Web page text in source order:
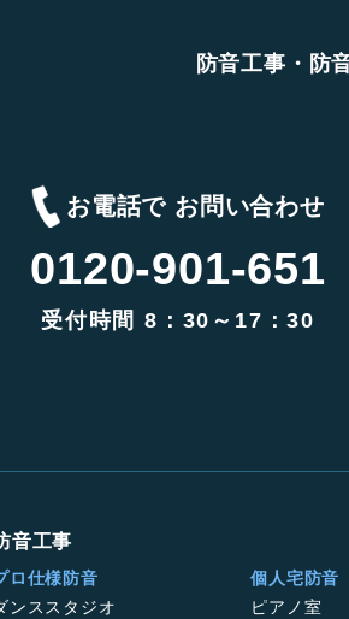
防音工事・防
お電話で お問い合わせ
0120-901-651
受付時間 8：30～17：30
音工事
ロ仕様防音
ンススタジオ
個人宅防音
ピアノ室